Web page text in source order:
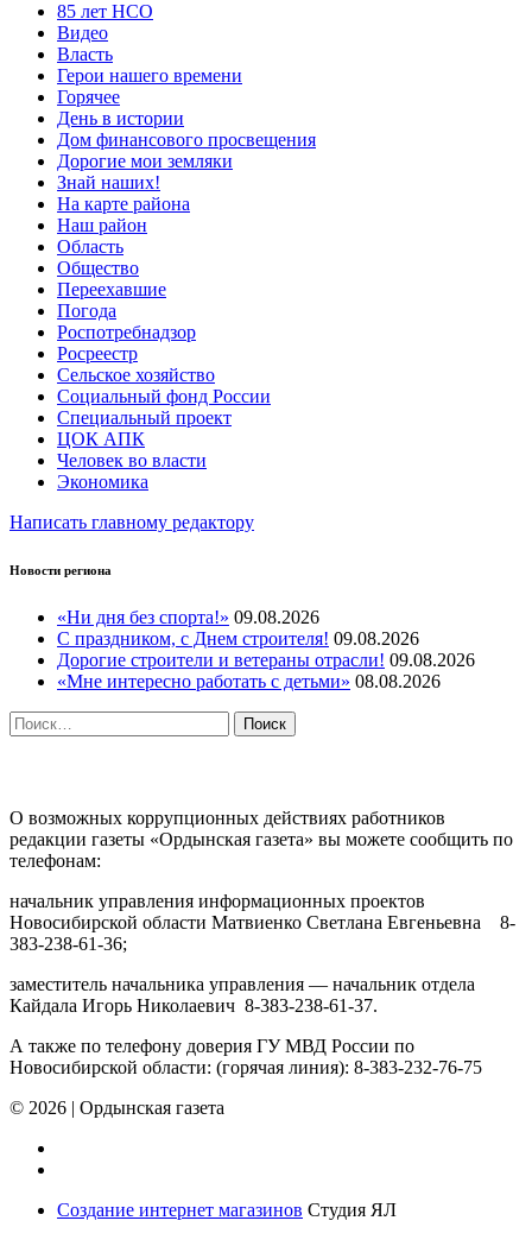
85 лет НСО
Видео
Власть
Герои нашего времени
Горячее
День в истории
Дом финансового просвещения
Дорогие мои земляки
Знай наших!
На карте района
Наш район
Область
Общество
Переехавшие
Погода
Роспотребнадзор
Росреестр
Сельское хозяйство
Социальный фонд России
Специальный проект
ЦОК АПК
Человек во власти
Экономика
Написать главному редактору
Новости региона
«Ни дня без спорта!» 09.08.2026
С праздником, с Днем строителя! 09.08.2026
Дорогие строители и ветераны отрасли! 09.08.2026
«Мне интересно работать с детьми» 08.08.2026
Найти:
О возможных коррупционных действиях работников
редакции газеты «Ордынская газета» вы можете сообщить по
телефонам:
начальник управления информационных проектов
Новосибирской области Матвиенко Светлана Евгеньевна 8-
383-238-61-36;
заместитель начальника управления — начальник отдела
Кайдала Игорь Николаевич 8-383-238-61-37.
А также по телефону доверия ГУ МВД России по
Новосибирской области: (горячая линия): 8-383-232-76-75
© 2026 | Ордынская газета
Создание интернет магазинов Студия ЯЛ